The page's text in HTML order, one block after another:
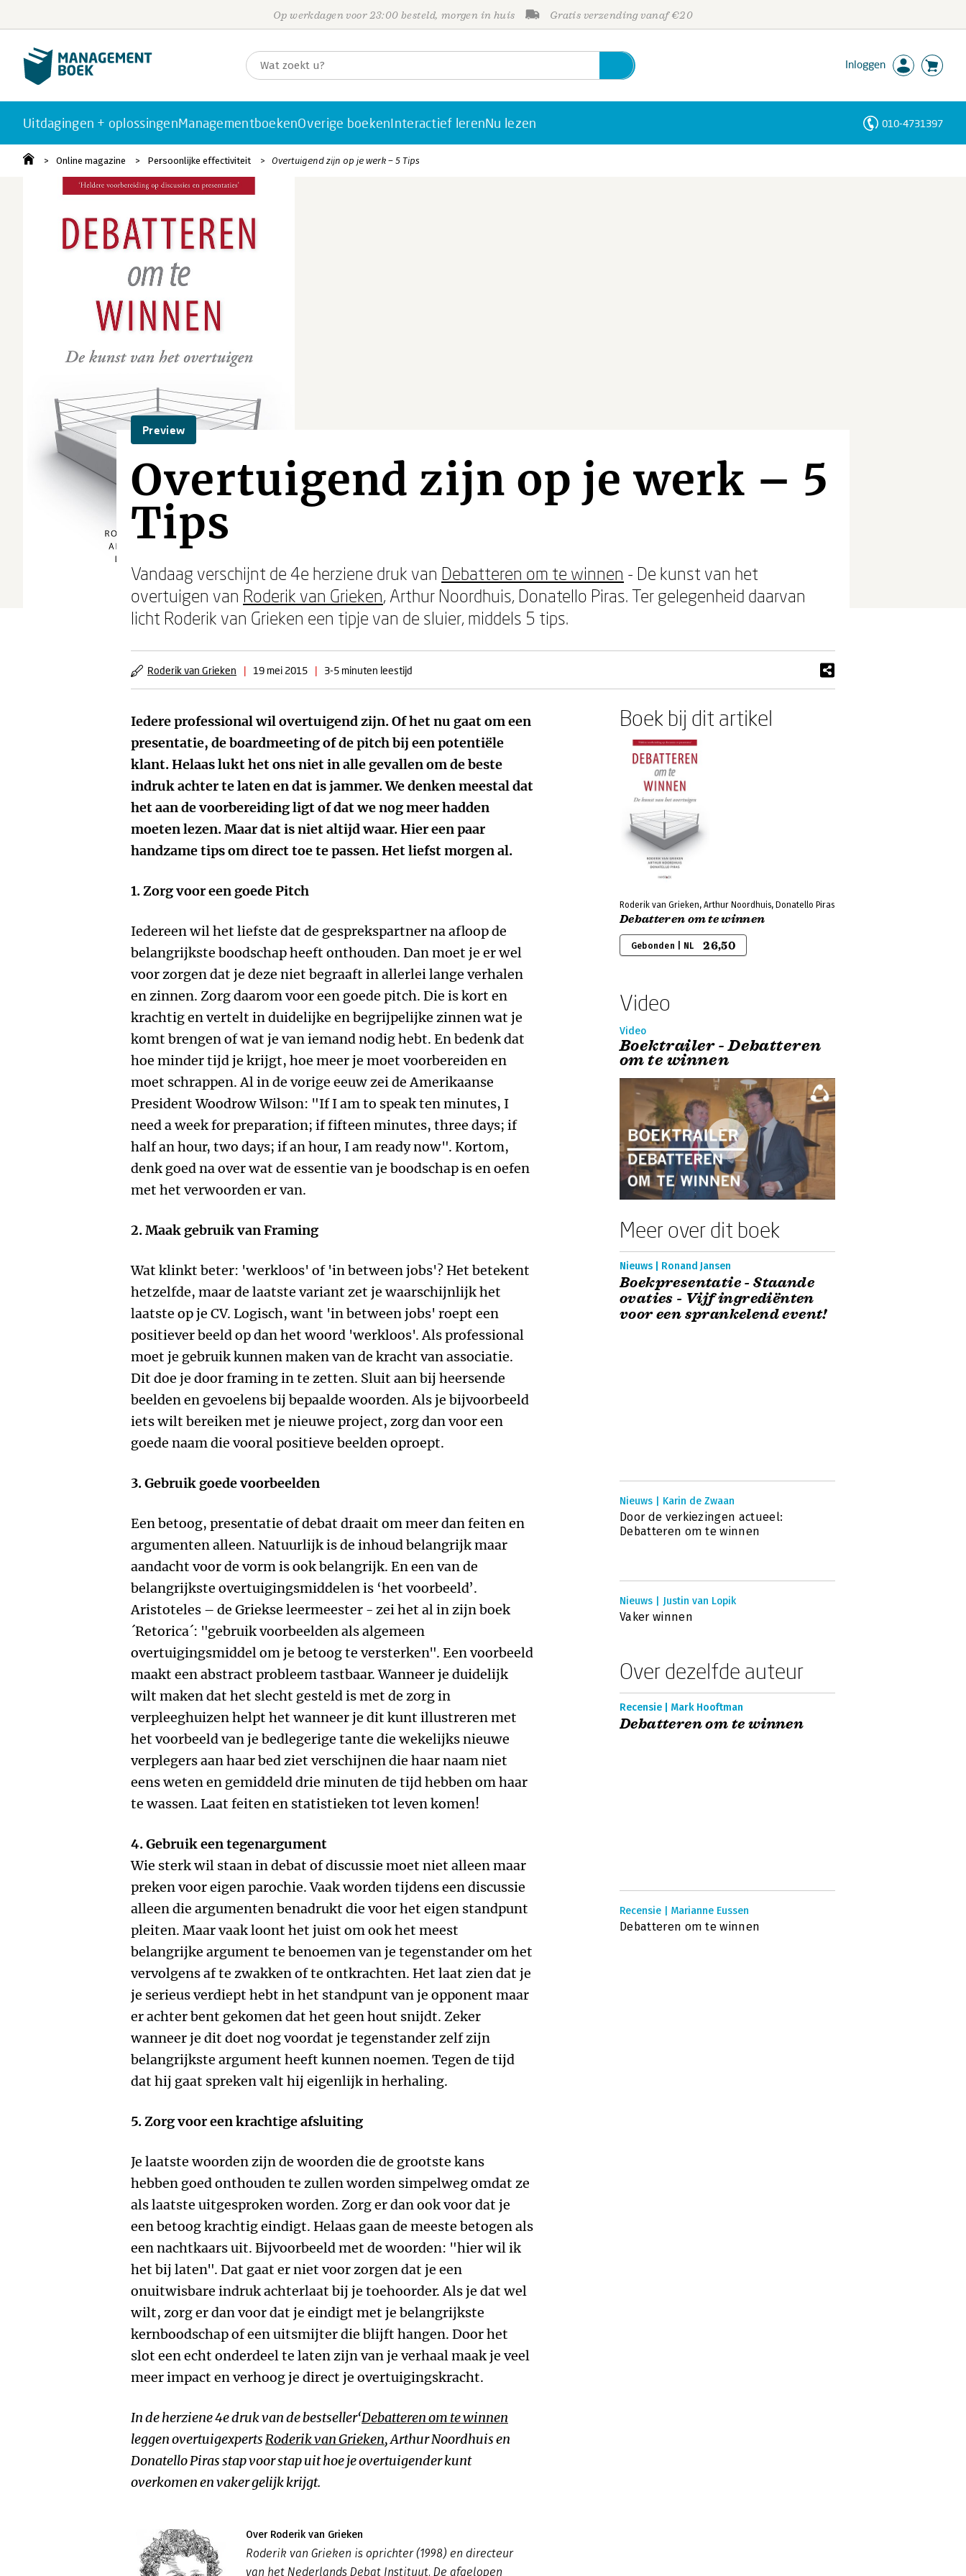
Op werkdagen voor 23:00 besteld, morgen in huis Gratis verzending vanaf €20
Inloggen
Uitdagingen + oplossingenManagementboekenOverige boekenInteractief lerenNu lezen 010-4731397
Online magazine Persoonlijke effectiviteit Overtuigend zijn op je werk – 5 Tips
Preview
Overtuigend zijn op je werk – 5
Tips
Vandaag verschijnt de 4e herziene druk van Debatteren om te winnen - De kunst van het
overtuigen van Roderik van Grieken, Arthur Noordhuis, Donatello Piras. Ter gelegenheid daarvan
licht Roderik van Grieken een tipje van de sluier, middels 5 tips.
Roderik van Grieken | 19 mei 2015 | 3-5 minuten leestijd
Iedere professional wil overtuigend zijn. Of het nu gaat om een
presentatie, de boardmeeting of de pitch bij een potentiële
klant. Helaas lukt het ons niet in alle gevallen om de beste
indruk achter te laten en dat is jammer. We denken meestal dat
het aan de voorbereiding ligt of dat we nog meer hadden
moeten lezen. Maar dat is niet altijd waar. Hier een paar
handzame tips om direct toe te passen. Het liefst morgen al.
1. Zorg voor een goede Pitch
Iedereen wil het liefste dat de gesprekspartner na afloop de
belangrijkste boodschap heeft onthouden. Dan moet je er wel
voor zorgen dat je deze niet begraaft in allerlei lange verhalen
en zinnen. Zorg daarom voor een goede pitch. Die is kort en
krachtig en vertelt in duidelijke en begrijpelijke zinnen wat je
komt brengen of wat je van iemand nodig hebt. En bedenk dat
hoe minder tijd je krijgt, hoe meer je moet voorbereiden en
moet schrappen. Al in de vorige eeuw zei de Amerikaanse
President Woodrow Wilson: "If I am to speak ten minutes, I
need a week for preparation; if fifteen minutes, three days; if
half an hour, two days; if an hour, I am ready now". Kortom,
denk goed na over wat de essentie van je boodschap is en oefen
met het verwoorden er van.
2. Maak gebruik van Framing
Wat klinkt beter: 'werkloos' of 'in between jobs'? Het betekent
hetzelfde, maar de laatste variant zet je waarschijnlijk het
laatste op je CV. Logisch, want 'in between jobs' roept een
positiever beeld op dan het woord 'werkloos'. Als professional
moet je gebruik kunnen maken van de kracht van associatie.
Dit doe je door framing in te zetten. Sluit aan bij heersende
beelden en gevoelens bij bepaalde woorden. Als je bijvoorbeeld
iets wilt bereiken met je nieuwe project, zorg dan voor een
goede naam die vooral positieve beelden oproept.
3. Gebruik goede voorbeelden
Een betoog, presentatie of debat draait om meer dan feiten en
argumenten alleen. Natuurlijk is de inhoud belangrijk maar
aandacht voor de vorm is ook belangrijk. En een van de
belangrijkste overtuigingsmiddelen is ‘het voorbeeld’.
Aristoteles – de Griekse leermeester - zei het al in zijn boek
´Retorica´: "gebruik voorbeelden als algemeen
overtuigingsmiddel om je betoog te versterken". Een voorbeeld
maakt een abstract probleem tastbaar. Wanneer je duidelijk
wilt maken dat het slecht gesteld is met de zorg in
verpleeghuizen helpt het wanneer je dit kunt illustreren met
het voorbeeld van je bedlegerige tante die wekelijks nieuwe
verplegers aan haar bed ziet verschijnen die haar naam niet
eens weten en gemiddeld drie minuten de tijd hebben om haar
te wassen. Laat feiten en statistieken tot leven komen!
4. Gebruik een tegenargument
Wie sterk wil staan in debat of discussie moet niet alleen maar
preken voor eigen parochie. Vaak worden tijdens een discussie
alleen die argumenten benadrukt die voor het eigen standpunt
pleiten. Maar vaak loont het juist om ook het meest
belangrijke argument te benoemen van je tegenstander om het
vervolgens af te zwakken of te ontkrachten. Het laat zien dat je
je serieus verdiept hebt in het standpunt van je opponent maar
er achter bent gekomen dat het geen hout snijdt. Zeker
wanneer je dit doet nog voordat je tegenstander zelf zijn
belangrijkste argument heeft kunnen noemen. Tegen de tijd
dat hij gaat spreken valt hij eigenlijk in herhaling.
5. Zorg voor een krachtige afsluiting
Je laatste woorden zijn de woorden die de grootste kans
hebben goed onthouden te zullen worden simpelweg omdat ze
als laatste uitgesproken worden. Zorg er dan ook voor dat je
een betoog krachtig eindigt. Helaas gaan de meeste betogen als
een nachtkaars uit. Bijvoorbeeld met de woorden: "hier wil ik
het bij laten". Dat gaat er niet voor zorgen dat je een
onuitwisbare indruk achterlaat bij je toehoorder. Als je dat wel
wilt, zorg er dan voor dat je eindigt met je belangrijkste
kernboodschap of een uitsmijter die blijft hangen. Door het
slot een echt onderdeel te laten zijn van je verhaal maak je veel
meer impact en verhoog je direct je overtuigingskracht.
In de herziene 4e druk van de bestseller‘Debatteren om te winnen
leggen overtuigexpertsRoderik van Grieken, Arthur Noordhuis en
Donatello Piras stap voor stap uit hoe je overtuigender kunt
overkomen en vaker gelijk krijgt.
Over Roderik van Grieken
Roderik van Grieken is oprichter (1998) en directeur
van het Nederlands Debat Instituut. De afgelopen
Boek bij dit artikel
Roderik van Grieken, Arthur Noordhuis, Donatello Piras
Debatteren om te winnen
Gebonden | NL 26,50
Video
Video
Boektrailer - Debatteren
om te winnen
Meer over dit boek
Nieuws | Ronand Jansen
Boekpresentatie - Staande
ovaties - Vijf ingrediënten
voor een sprankelend event!
Nieuws | Karin de Zwaan
Door de verkiezingen actueel:
Debatteren om te winnen
Nieuws | Justin van Lopik
Vaker winnen
Over dezelfde auteur
Recensie | Mark Hooftman
Debatteren om te winnen
Recensie | Marianne Eussen
Debatteren om te winnen
Personen